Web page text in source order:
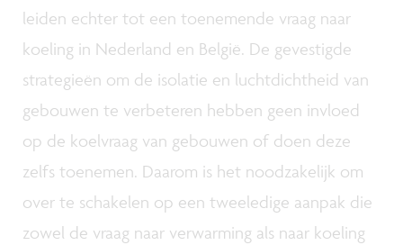
leiden echter tot een toenemende vraag naar
koeling in Nederland en België. De gevestigde
strategieën om de isolatie en luchtdichtheid van
gebouwen te verbeteren hebben geen invloed
op de koelvraag van gebouwen of doen deze
zelfs toenemen. Daarom is het noodzakelijk om
over te schakelen op een tweeledige aanpak die
zowel de vraag naar verwarming als naar koeling